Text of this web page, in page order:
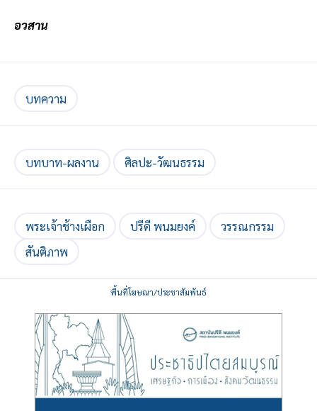
อวสาน
บทความ
บทบาท-ผลงาน ศิลปะ-วัฒนธรรม
พระเจ้าช้างเผือก ปรีดี พนมยงค์
วรรณกรรม
สันติภาพ
พื้นที่โฆษณา/ประชาสัมพันธ์